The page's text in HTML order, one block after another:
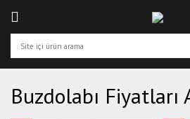
Buzdolabı Fiyatları